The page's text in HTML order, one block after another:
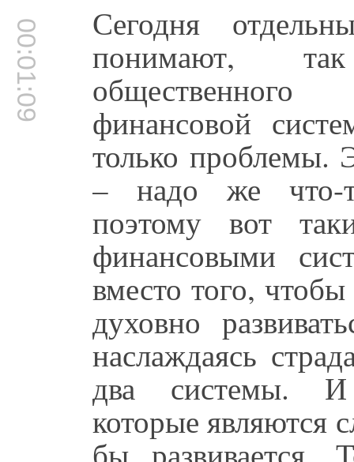
00:01:09 Сегодня
понимают,
общественного
финансовой
только проблемы.
– надо же что-
поэтому вот
финансовыми
вместо того,
духовно
наслаждаясь
два системы. И
которые являются
бы развивается.